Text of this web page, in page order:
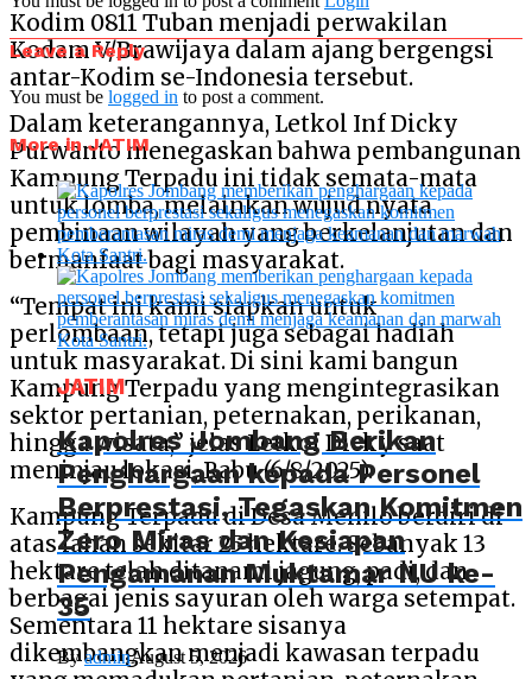
Kodim 0811 Tuban menjadi perwakilan
Kodam V/Brawijaya dalam ajang bergengsi
antar-Kodim se-Indonesia tersebut.
Dalam keterangannya, Letkol Inf Dicky
Purwanto menegaskan bahwa pembangunan
Kampung Terpadu ini tidak semata-mata
untuk lomba, melainkan wujud nyata
pembinaan wilayah yang berkelanjutan dan
bermanfaat bagi masyarakat.
“Tempat ini kami siapkan untuk
perlombaan, tetapi juga sebagai hadiah
untuk masyarakat. Di sini kami bangun
Kampung Terpadu yang mengintegrasikan
sektor pertanian, peternakan, perikanan,
hingga wisata,” jelas Letkol Dicky saat
meninjau lokasi, Rabu (6/8/2025).
Kampung Terpadu di Desa Menilo berdiri di
atas lahan sekitar 25 hektare. Sebanyak 13
hektare telah ditanami jagung, padi, dan
berbagai jenis sayuran oleh warga setempat.
Sementara 11 hektare sisanya
dikembangkan menjadi kawasan terpadu
Leave a Reply
You must be logged in to post a comment.
More in JATIM
JATIM
Kapolres Jombang Berikan
Penghargaan kepada Personel
Berprestasi, Tegaskan Komitmen
Zero Miras dan Kesiapan
Pengamanan Muktamar NU ke-
35
ByadminAugust 5, 2026